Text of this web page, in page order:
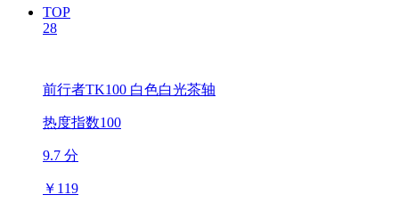
TOP
28
前行者TK100 白色白光茶轴
热度指数100
9.7 分
￥ 119